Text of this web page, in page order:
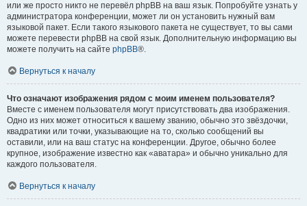
или же просто никто не перевёл phpBB на ваш язык. Попробуйте узнать у
администратора конференции, может ли он установить нужный вам
языковой пакет. Если такого языкового пакета не существует, то вы сами
можете перевести phpBB на свой язык. Дополнительную информацию вы
можете получить на сайте phpBB®.
Вернуться к началу
Что означают изображения рядом с моим именем пользователя?
Вместе с именем пользователя могут присутствовать два изображения.
Одно из них может относиться к вашему званию, обычно это звёздочки,
квадратики или точки, указывающие на то, сколько сообщений вы
оставили, или на ваш статус на конференции. Другое, обычно более
крупное, изображение известно как «аватара» и обычно уникально для
каждого пользователя.
Вернуться к началу